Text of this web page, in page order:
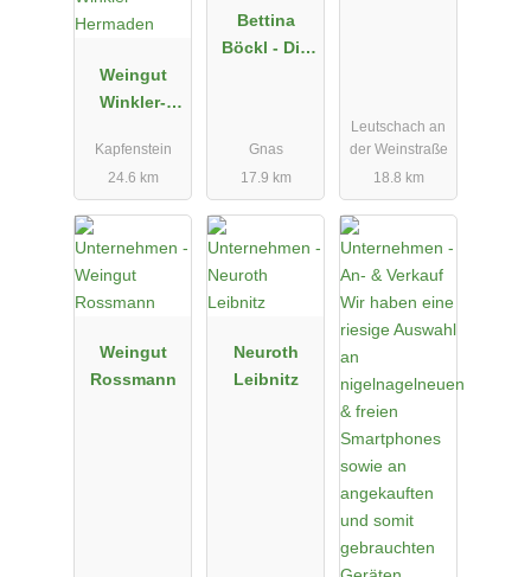
Weingut
Winkler-
Kapfenstein
24.6 km
Bettina
Böckl - Die
Gnas
17.9 km
Leutschach an
der Weinstraße
18.8 km
Weingut
Rossmann
Neuroth
Leibnitz